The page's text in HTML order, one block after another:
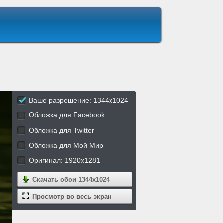
Ваше разрешение: 1344x1024
Обложка для Facebook
Обложка для Twitter
Обложка для Мой Мир
Оригинал: 1920x1281
Скачать обои 1344x1024
Просмотр во весь экран